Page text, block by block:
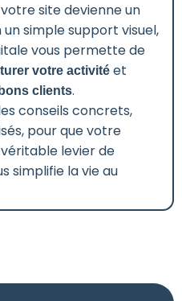
site devienne un
simple support visuel,
vous permette de
votre activité et
clients.
conseils concrets,
pour que votre
levier de
simplifie la vie au